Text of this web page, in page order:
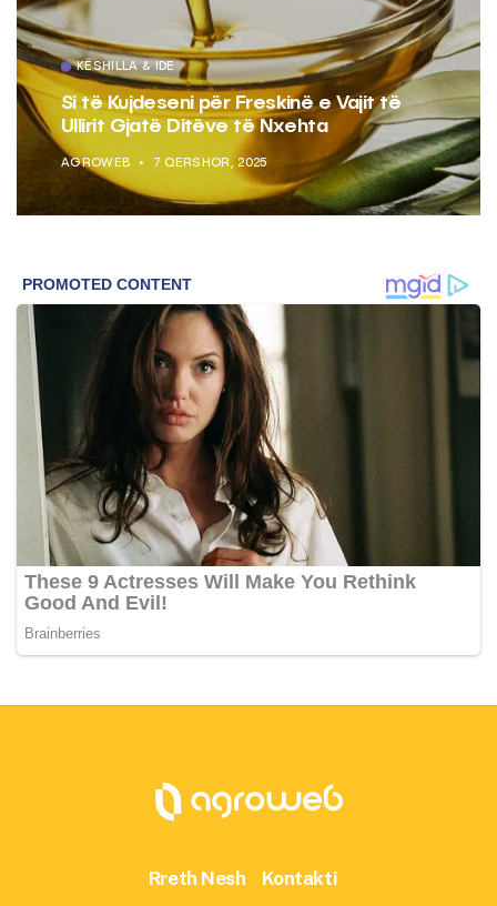
KËSHILLA & IDE
Si të Kujdeseni për Freskinë e Vajit të
Ullirit Gjatë Ditëve të Nxehta
AGROWEB 7 QERSHOR, 2025
Rreth Nesh Kontakti